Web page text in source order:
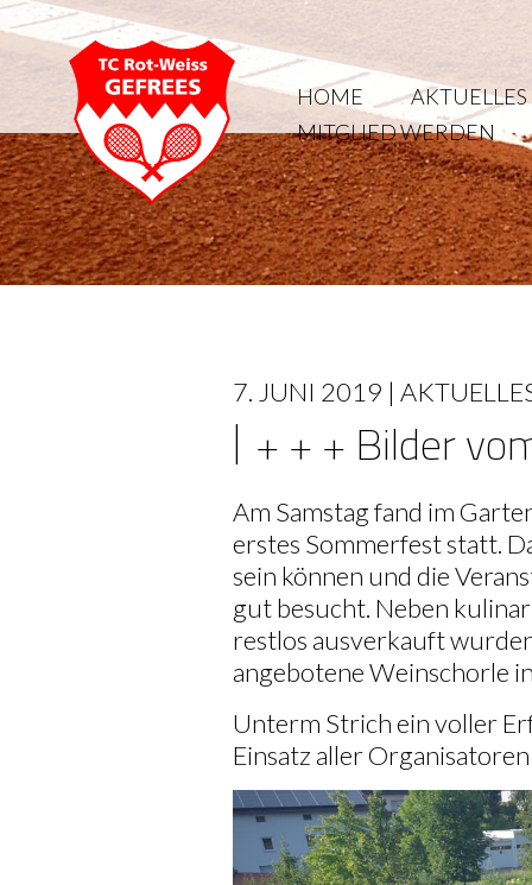
HOME
AKTUELLES
MITGLIED WERDEN
7. JUNI 2019 |
+ + + Bilder
Am Samstag fand im
erstes Sommerfest statt.
sein können und die
gut besucht. Neben
restlos ausverkauft
angebotene Weinschorle
Unterm Strich ein voller
Einsatz aller